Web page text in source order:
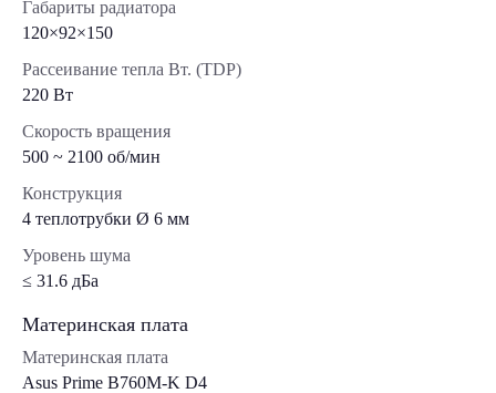
Габариты радиатора
120×92×150
Рассеивание тепла Вт. (TDP)
220 Вт
Скорость вращения
500 ~ 2100 об/мин
Конструкция
4 теплотрубки Ø 6 мм
Уровень шума
≤ 31.6 дБа
Материнская плата
Материнская плата
Asus Prime B760M-K D4